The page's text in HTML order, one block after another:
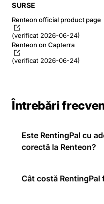
SURSE
Renteon official product page
(verificat 2026-06-24)
Renteon on Capterra
(verificat 2026-06-24)
Întrebări
Este RentingPal cu
corectă la Renteon?
Cât costă RentingPal